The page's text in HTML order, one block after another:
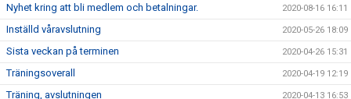
Nyhet kring att bli medlem och betalningar. 2020-08-16 16:11
Inställd våravslutning 2020-05-26 18:09
Sista veckan på terminen 2020-04-26 15:31
Träningsoverall 2020-04-19 12:19
Träning, avslutningen 2020-04-13 16:53